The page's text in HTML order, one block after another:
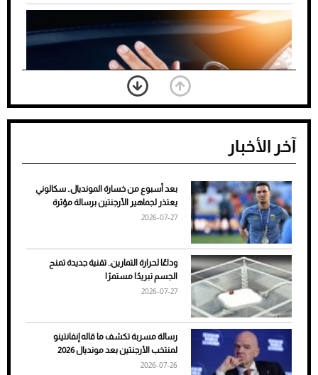
ضعف تبريد مكيف السيارة عند الوقوف.. أشهر
الأسباب والحلول
آخر الأخبار
بعد أسبوع من خسارة المونديال.. سكالوني
يعتذر لجماهير الأرجنتين برسالة مؤثرة
2026-07-27
وداعًا لحرارة التمارين.. تقنية جديدة تمنح
الجسم تبريدًا مستمرًا
2026-07-27
رسالة مسربة تكشف ما قاله إنفانتينو
لمنتخب الأرجنتين بعد مونديال 2026
2026-07-26